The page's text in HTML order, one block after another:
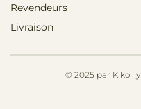
© 2025 par Kikolily
Revendeurs
Livraison